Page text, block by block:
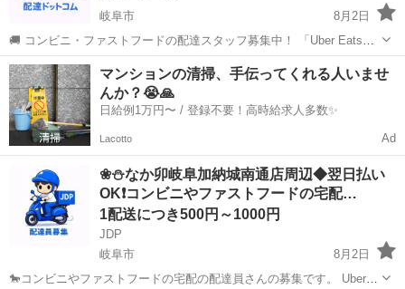
岐阜市
8月2日
🚚 コンビニ・ファストフードの配達スタッフ募集中！ 「Uber Eats」
や「出前館」のように、配達専用アプリを使ってお仕事するスタイル
です。 オファー内容を見てから、受けるかどうかを自由に選べます！
✅ 業務内容...
岐阜 岐阜市 ファストフード
マンションの清掃、手伝ってくれる人いませ
んか？😭🙏
日給例1万円〜 / 登録不要！高時給求人多数✨
Lacotto Ad
❀⛄なか卯岐阜加納城南通店周辺◆翌日払い
OK❗️コンビニやファストフードの宅配…
1配送につき500円～1000円
JDP
岐阜市
8月2日
🐎コンビニやファストフードの宅配の配達員さんの募集です。 Uber